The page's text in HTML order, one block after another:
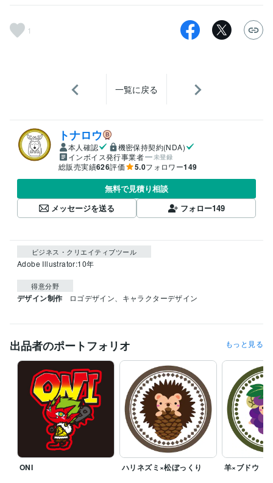
1
一覧に戻る
トナロウ
本人確認
機密保持契約(NDA)
インボイス発行事業者
未登録
総販売実績626評価 5.0フォロワー149
無料で見積り相談
メッセージを送る
フォロー149
ビジネス・クリエイティブツール
Adobe Illustrator:10年
得意分野
デザイン制作 ロゴデザイン、キャラクターデザイン
出品者のポートフォリオ もっと見る
ONI ハリネズミ×松ぼっくり 羊×ブドウ